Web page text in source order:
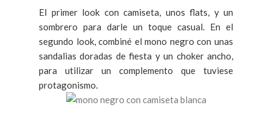
El primer look con camiseta, unos flats, y un
sombrero para darle un toque casual. En el
segundo look, combiné el mono negro con unas
sandalias doradas de fiesta y un choker ancho,
para utilizar un complemento que tuviese
protagonismo.